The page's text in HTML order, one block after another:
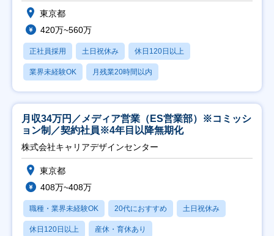
東京都
420万~560万
正社員採用 土日祝休み 休日120日以上
業界未経験OK 月残業20時間以内
月収34万円／メディア営業（ES営業部）※コミッシ
ョン制／契約社員※4年目以降無期化
株式会社キャリアデザインセンター
東京都
408万~408万
職種・業界未経験OK 20代におすすめ 土日祝休み
休日120日以上 産休・育休あり